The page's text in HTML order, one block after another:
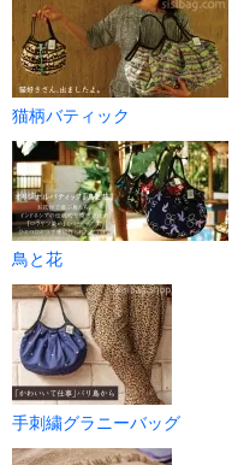
猫柄バティック
鳥と花
手刺繍グラニーバッグ